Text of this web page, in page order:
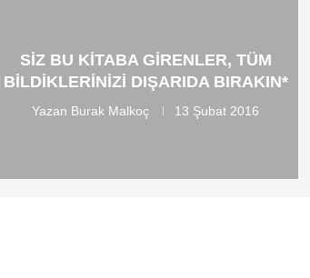
SIZ BU KITABA GIRENLER, TÜM
BILDIKLERINIZI DIŞARIDA BIRAKIN*
Yazan Burak Malkoç 13 Şubat 2016